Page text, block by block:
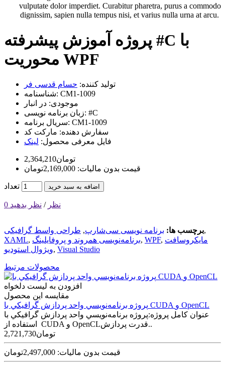
vulputate dolor imperdiet. Curabitur pharetra, purus a commodo
dignissim, sapien nulla tempus nisi, et varius nulla urna at arcu.
پروژه آموزش پیشرفته #C با
محوریت WPF
تولید کننده: حسام قدسی فر
شناسنامه: CM1-1009
موجودی: در انبار
زبان برنامه نویسی: #C
سریال برنامه: CM1-1009
سفارش دهنده: مارکت کد
فایل معرفی محصول: لینک
2,364,210تومان
قیمت بدون مالیات: 2,169,000تومان
تعداد اضافه به سبد خرید
0 نظر / نظر بدهید
برچسب ها: برنامه نویسی سی‌شارپ, طراحی واسط گرافیکی
,
XAML, برنامه‌نویسی همروند و پروفایلینگ, WPF, مایکروسافت
ویژوال استودیو, Visual Studio
محصولات مرتبط
افزودن به لیست دلخواه
مقایسه این محصول
پروژه برنامه‌نويسي واحد پردازش گرافيکي با CUDA و OpenCL
عنوان کامل پروژه:پروژه برنامه‌نويسي واحد پردازش گرافيکي با
استفاده از CUDA و OpenCLقدرت پردازش..
2,721,730تومان
قیمت بدون مالیات: 2,497,000تومان